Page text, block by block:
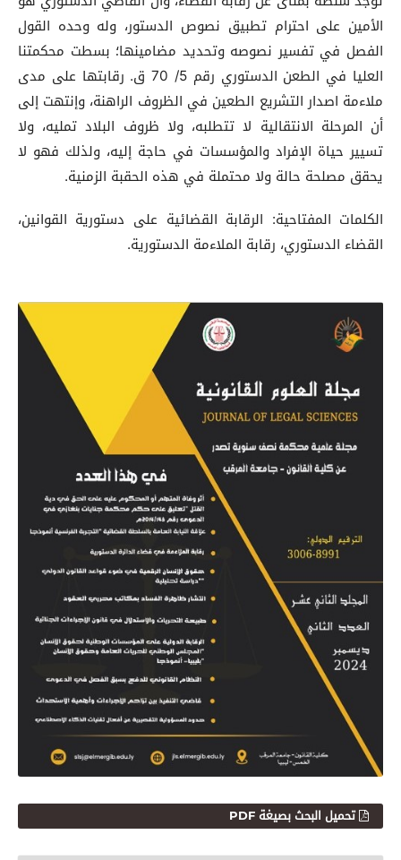
الأمين على احترام تطبيق نصوص الدستور، وله وحده القول
الفصل في تفسير نصوصه وتحديد مضامينها؛ بسطت محكمتنا
العليا في الطعن الدستوري رقم 5/ 70 ق. رقابتها على مدى
ملاءمة اصدار التشريع الطعين في الظروف الراهنة، وإنتهت إلى
أن المرحلة الانتقالية لا تتطلبه، ولا ظروف البلاد تمليه، ولا
تسيير حياة الإفراد والمؤسسات في حاجة إليه، ولذلك فهو لا
يحقق مصلحة حالة ولا محتملة في هذه الحقبة الزمنية.
الكلمات المفتاحية: الرقابة القضائية على دستورية القوانين،
القضاء الدستوري، رقابة الملاءمة الدستورية.
تحميل البحث بصيغة PDF